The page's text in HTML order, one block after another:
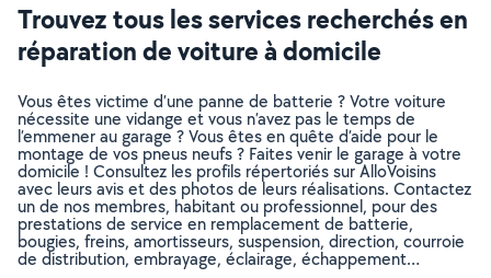
Trouvez tous les services recherchés en
réparation de voiture à domicile
Vous êtes victime d’une panne de batterie ? Votre voiture
nécessite une vidange et vous n’avez pas le temps de
l’emmener au garage ? Vous êtes en quête d’aide pour le
montage de vos pneus neufs ? Faites venir le garage à votre
domicile ! Consultez les profils répertoriés sur AlloVoisins
avec leurs avis et des photos de leurs réalisations. Contactez
un de nos membres, habitant ou professionnel, pour des
prestations de service en remplacement de batterie,
bougies, freins, amortisseurs, suspension, direction, courroie
de distribution, embrayage, éclairage, échappement…